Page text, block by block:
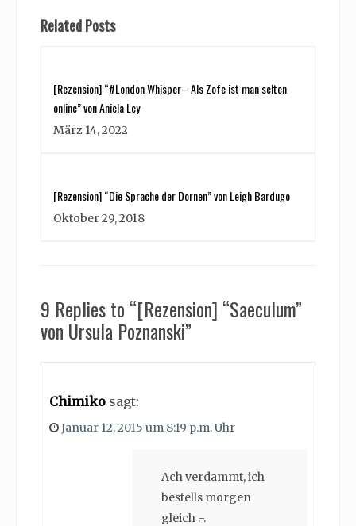
Related Posts
[Rezension] “#London Whisper– Als Zofe ist man selten
online” von Aniela Ley
März 14, 2022
[Rezension] “Die Sprache der Dornen” von Leigh Bardugo
Oktober 29, 2018
9 Replies to “[Rezension] “Saeculum”
von Ursula Poznanski”
Chimiko sagt:
Januar 12, 2015 um 8:19 p.m. Uhr
Ach verdammt, ich
bestells morgen
gleich .-.